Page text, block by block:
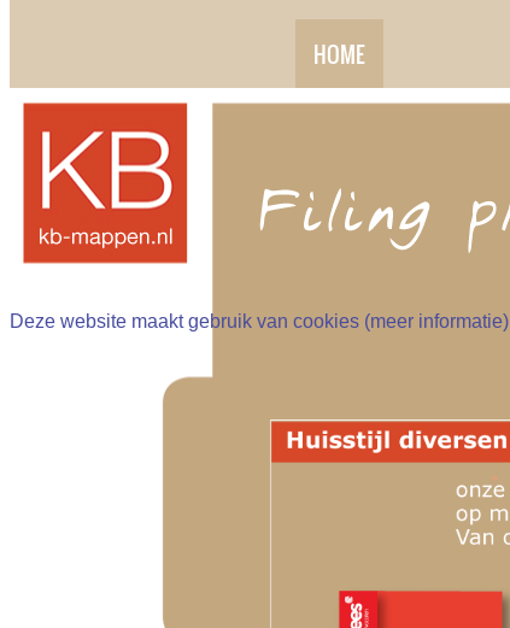
HOME
Deze website maakt gebruik van cookies (meer informatie)